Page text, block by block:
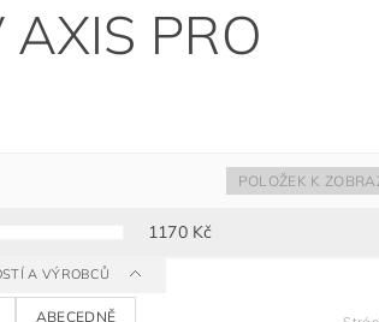
PRO
1170Kč
POLOŽEK K
A VÝROBCŮ
ABECEDNĚ